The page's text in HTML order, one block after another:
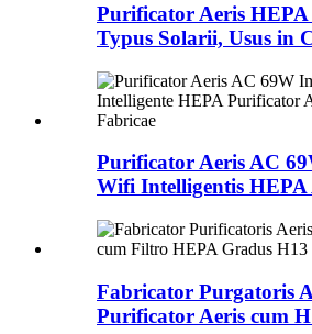
Purificator Aeris
Typus Solarii, Usus in
Purificator Aeris AC
Wifi Intelligentis HEPA
Fabricator Purgatoris
Purificator Aeris cum